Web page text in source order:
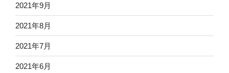
2021年9月
2021年8月
2021年7月
2021年6月